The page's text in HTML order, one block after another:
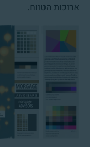
ארוכות הטווח.